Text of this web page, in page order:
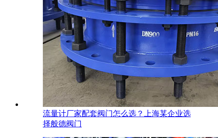
流量计厂家配套阀门怎么选？上海某企业选
择般德阀门